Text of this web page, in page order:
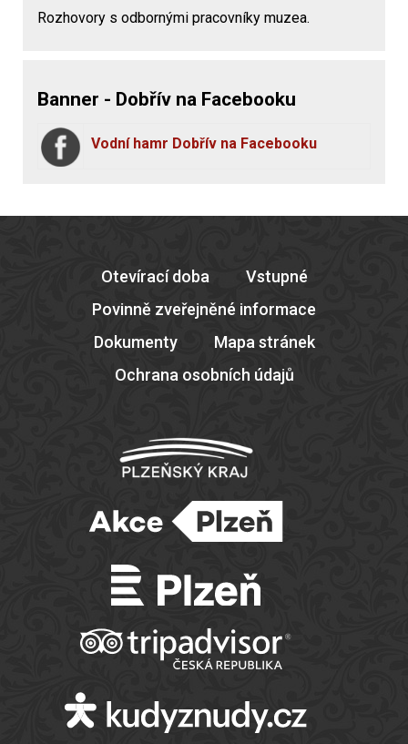
Rozhovory s odbornými pracovníky muzea.
Banner - Dobřív na Facebooku
Vodní hamr Dobřív na Facebooku
Otevírací doba
Vstupné
Povinně zveřejněné informace
Dokumenty
Mapa stránek
Ochrana osobních údajů